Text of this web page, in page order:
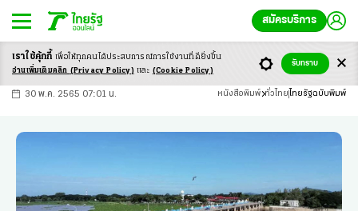
สมัครบริการ
-ก ก ก+
30 พ.ค. 2565 07:01 น. หนังสือพิมพ์ ทั่วไทย ไทยรัฐฉบับพิมพ์
เราใช้คุ้กกี้ เพื่อให้ทุกคนได้ประสบการณ์การใช้งานที่ดียิ่งขึ้น
อ่านเพิ่มเติมคลิก (Privacy Policy) และ (Cookie Policy)
รับทราบ